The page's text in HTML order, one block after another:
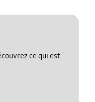
ce qui est